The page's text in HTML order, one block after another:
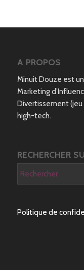
A PROPOS
Minuit Douze est
Marketing
Divertissement
high-tech.
RECHERCHER
Politique de